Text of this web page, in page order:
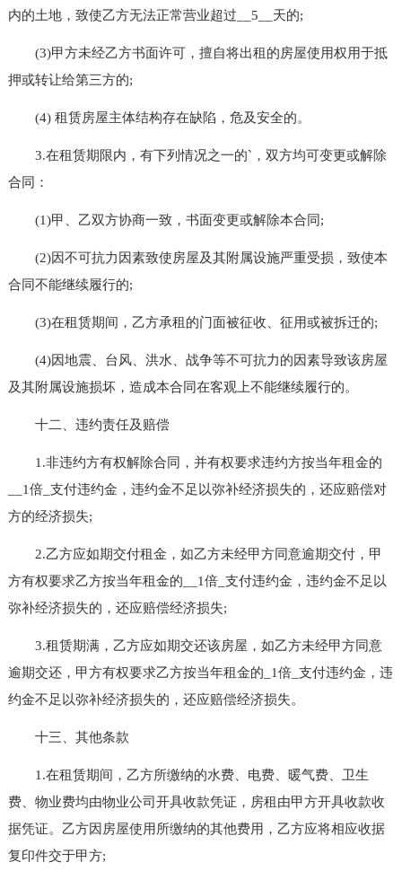
内的土地，致使乙方无法正常营业超过__5__天的;
(3)甲方未经乙方书面许可，擅自将出租的房屋使用权用于抵
押或转让给第三方的;
(4) 租赁房屋主体结构存在缺陷，危及安全的。
3.在租赁期限内，有下列情况之一的`，双方均可变更或解除
合同：
(1)甲、乙双方协商一致，书面变更或解除本合同;
(2)因不可抗力因素致使房屋及其附属设施严重受损，致使本
合同不能继续履行的;
(3)在租赁期间，乙方承租的门面被征收、征用或被拆迁的;
(4)因地震、台风、洪水、战争等不可抗力的因素导致该房屋
及其附属设施损坏，造成本合同在客观上不能继续履行的。
十二、违约责任及赔偿
1.非违约方有权解除合同，并有权要求违约方按当年租金的
__1倍_支付违约金，违约金不足以弥补经济损失的，还应赔偿对
方的经济损失;
2.乙方应如期交付租金，如乙方未经甲方同意逾期交付，甲
方有权要求乙方按当年租金的__1倍_支付违约金，违约金不足以
弥补经济损失的，还应赔偿经济损失;
3.租赁期满，乙方应如期交还该房屋，如乙方未经甲方同意
逾期交还，甲方有权要求乙方按当年租金的_1倍_支付违约金，违
约金不足以弥补经济损失的，还应赔偿经济损失。
十三、其他条款
1.在租赁期间，乙方所缴纳的水费、电费、暖气费、卫生
费、物业费均由物业公司开具收款凭证，房租由甲方开具收款收
据凭证。乙方因房屋使用所缴纳的其他费用，乙方应将相应收据
复印件交于甲方;